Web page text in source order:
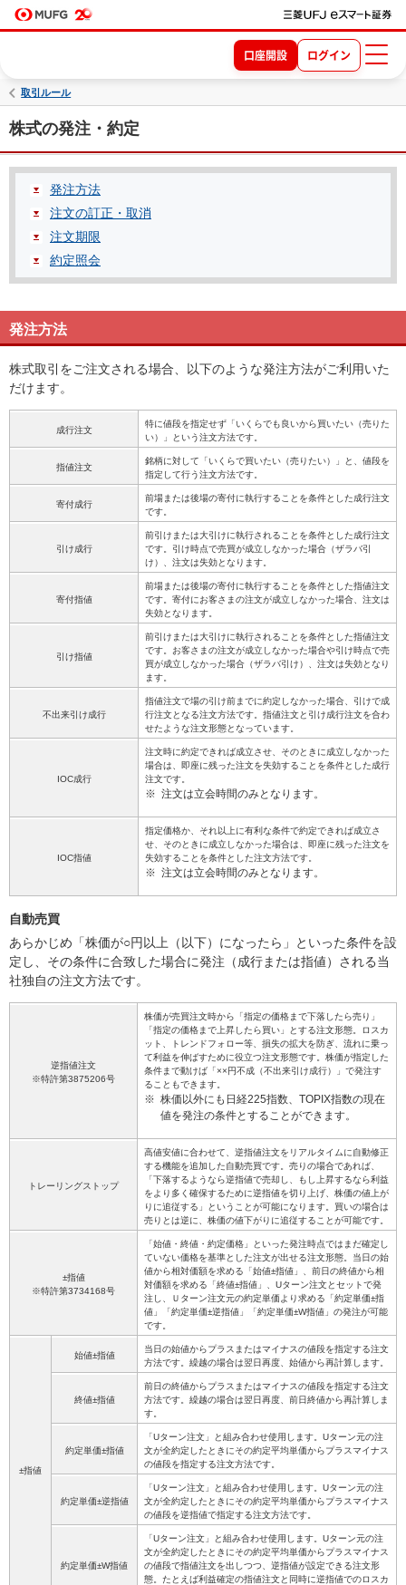
口座開設 ログイン
取引ルール
株式の発注・約定
発注方法
注文の訂正・取消
注文期限
約定照会
発注方法
株式取引をご注文される場合、以下のような発注方法がご利用いた
だけます。
成行注文
特に値段を指定せず「いくらでも良いから買いたい（売りた
い）」という注文方法です。
指値注文
銘柄に対して「いくらで買いたい（売りたい）」と、値段を
指定して行う注文方法です。
寄付成行
前場または後場の寄付に執行することを条件とした成行注文
です。
引け成行
前引けまたは大引けに執行されることを条件とした成行注文
です。引け時点で売買が成立しなかった場合（ザラバ引
け）、注文は失効となります。
寄付指値
前場または後場の寄付に執行することを条件とした指値注文
です。寄付にお客さまの注文が成立しなかった場合、注文は
失効となります。
引け指値
前引けまたは大引けに執行されることを条件とした指値注文
です。お客さまの注文が成立しなかった場合や引け時点で売
買が成立しなかった場合（ザラバ引け）、注文は失効となり
ます。
不出来引け成行
指値注文で場の引け前までに約定しなかった場合、引けで成
行注文となる注文方法です。指値注文と引け成行注文を合わ
せたような注文形態となっています。
IOC成行
注文時に約定できれば成立させ、そのときに成立しなかった
場合は、即座に残った注文を失効することを条件とした成行
注文です。
※ 注文は立会時間のみとなります。
IOC指値
指定価格か、それ以上に有利な条件で約定できれば成立さ
せ、そのときに成立しなかった場合は、即座に残った注文を
失効することを条件とした注文方法です。
※ 注文は立会時間のみとなります。
自動売買
あらかじめ「株価が○円以上（以下）になったら」といった条件を設
定し、その条件に合致した場合に発注（成行または指値）される当
社独自の注文方法です。
逆指値注文
※特許第3875206号
株価が売買注文時から「指定の価格まで下落したら売り」
「指定の価格まで上昇したら買い」とする注文形態。ロスカ
ット、トレンドフォロー等、損失の拡大を防ぎ、流れに乗っ
て利益を伸ばすために役立つ注文形態です。株価が指定した
条件まで動けば「××円不成（不出来引け成行）」で発注す
ることもできます。
※ 株価以外にも日経225指数、TOPIX指数の現在
値を発注の条件とすることができます。
トレーリングストップ
高値安値に合わせて、逆指値注文をリアルタイムに自動修正
する機能を追加した自動売買です。売りの場合であれば、
「下落するようなら逆指値で売却し、もし上昇するなら利益
をより多く確保するために逆指値を切り上げ、株価の値上が
りに追従する」ということが可能になります。買いの場合は
売りとは逆に、株価の値下がりに追従することが可能です。
±指値
※特許第3734168号
「始値・終値・約定価格」といった発注時点ではまだ確定し
ていない価格を基準とした注文が出せる注文形態。当日の始
値から相対価額を求める「始値±指値」、前日の終値から相
対価額を求める「終値±指値」、Uターン注文とセットで発
注し、Ｕターン注文元の約定単価より求める「約定単価±指
値」「約定単価±逆指値」「約定単価±W指値」の発注が可能
です。
±指値
始値±指値
当日の始値からプラスまたはマイナスの値段を指定する注文
方法です。繰越の場合は翌日再度、始値から再計算します。
終値±指値
前日の終値からプラスまたはマイナスの値段を指定する注文
方法です。繰越の場合は翌日再度、前日終値から再計算しま
す。
約定単価±指値
「Uターン注文」と組み合わせ使用します。Uターン元の注
文が全約定したときにその約定平均単価からプラスマイナス
の値段を指定する注文方法です。
約定単価±逆指値
「Uターン注文」と組み合わせ使用します。Uターン元の注
文が全約定したときにその約定平均単価からプラスマイナス
の値段を逆指値で指定する注文方法です。
約定単価±W指値
「Uターン注文」と組み合わせ使用します。Uターン元の注
文が全約定したときにその約定平均単価からプラスマイナス
の値段で指値注文を出しつつ、逆指値が設定できる注文形
態。たとえば利益確定の指値注文と同時に逆指値でのロスカ